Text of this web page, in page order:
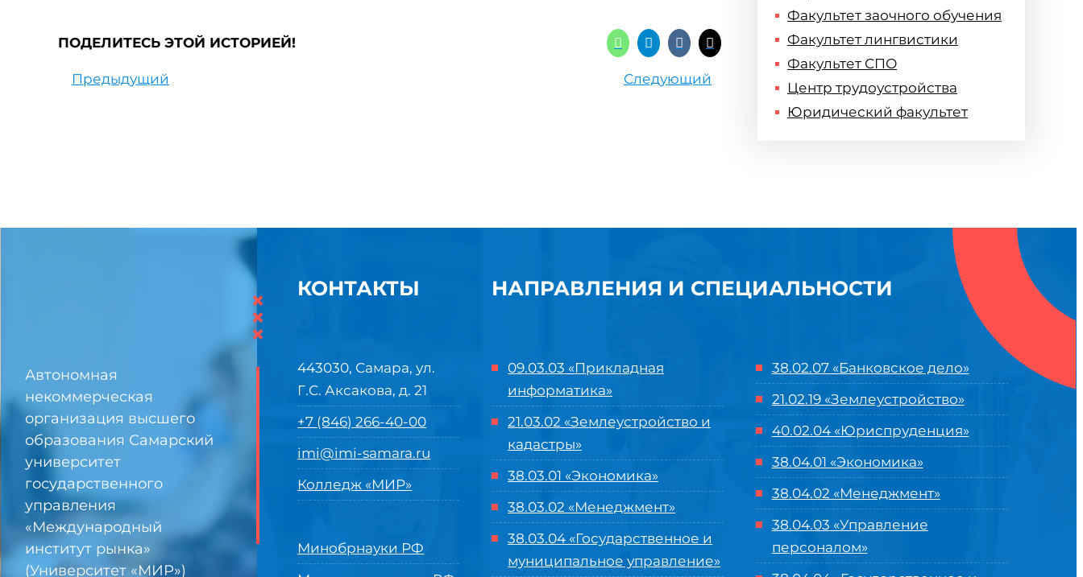
ПОДЕЛИТЕСЬ ЭТОЙ ИСТОРИЕЙ!
Предыдущий Следующий
Факультет заочного обучения
Факультет лингвистики
Факультет СПО
Центр трудоустройства
Юридический факультет
Автономная
некоммерческая
организация высшего
образования Самарский
университет
государственного
управления
«Международный
институт рынка»
(Университет «МИР»)
×
×
×
КОНТАКТЫ
443030, Самара, ул.
Г.С. Аксакова, д. 21
+7 (846) 266-40-00
imi@imi-samara.ru
Колледж «МИР»
Минобрнауки РФ
НАПРАВЛЕНИЯ И СПЕЦИАЛЬНОСТИ
09.03.03 «Прикладная
информатика»
21.03.02 «Землеустройство и
кадастры»
38.03.01 «Экономика»
38.03.02 «Менеджмент»
38.03.04 «Государственное и
муниципальное управление»
38.02.07 «Банковское дело»
21.02.19 «Землеустройство»
40.02.04 «Юриспруденция»
38.04.01 «Экономика»
38.04.02 «Менеджмент»
38.04.03 «Управление
персоналом»